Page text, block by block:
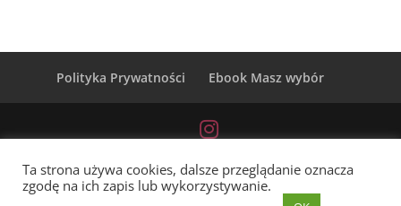
Polityka Prywatności Ebook Masz wybór
Szczęśliwa z Ajurwedą © | Wszelkie prawa zastrzeżone |
Ta strona używa cookies, dalsze przeglądanie oznacza
zgodę na ich zapis lub wykorzystywanie.